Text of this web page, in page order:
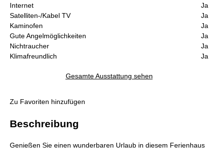
Internet
Ja
Satelliten-/Kabel TV
Ja
Kaminofen
Ja
Gute Angelmöglichkeiten
Ja
Nichtraucher
Ja
Klimafreundlich
Ja
Gesamte Ausstattung sehen
Zu Favoriten hinzufügen
Beschreibung
Genießen Sie einen wunderbaren Urlaub in diesem Ferienhaus